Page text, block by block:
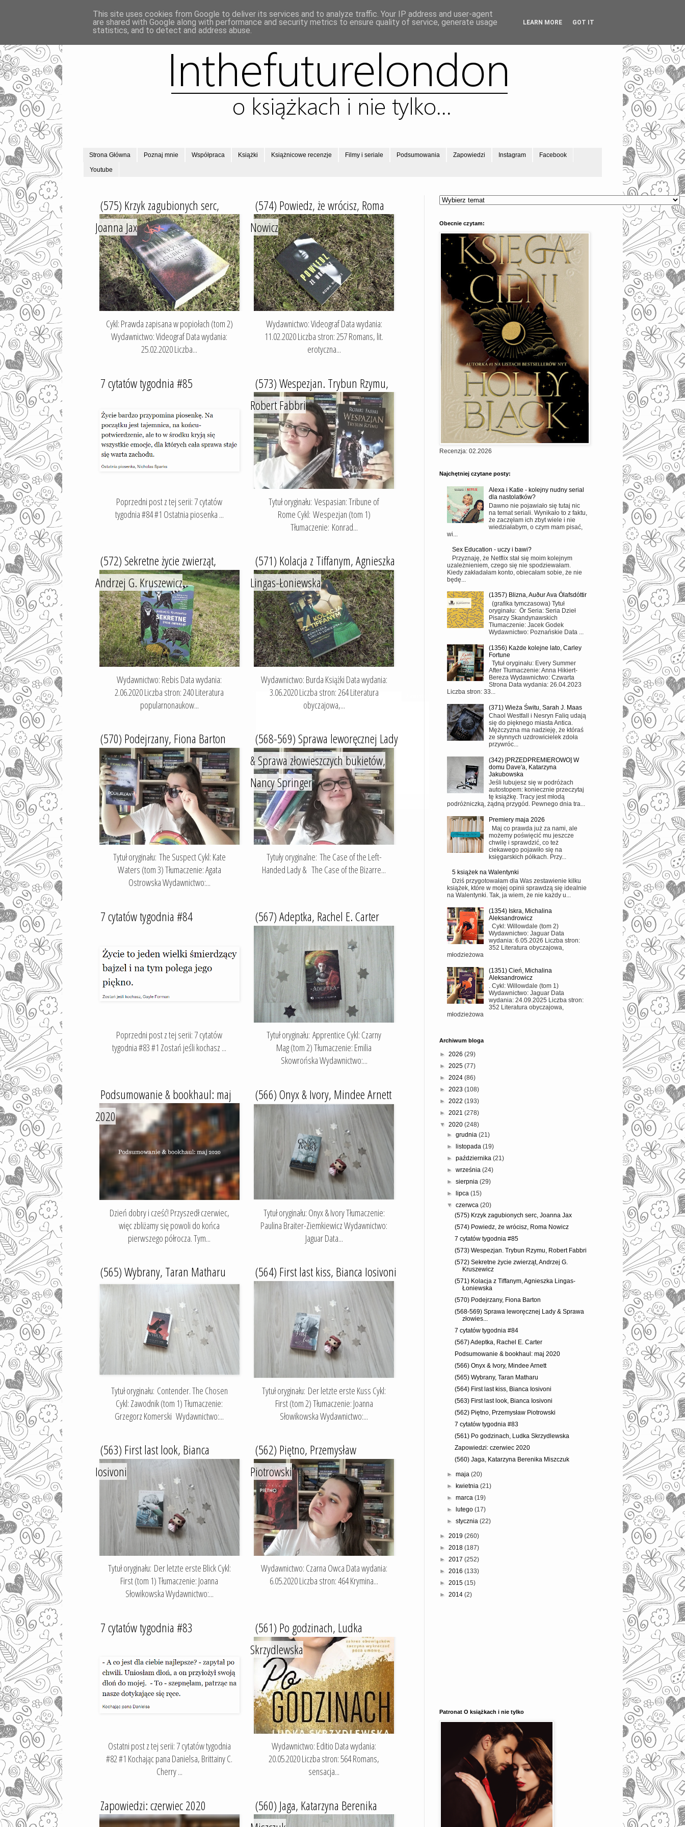
Strona Główna Poznaj mnie Współpraca Książki Książnicowe recenzje Filmy i seriale Podsumowania Zapowiedzi Instagram Facebook
Youtube
(575) Krzyk zagubionych serc,
Joanna Jax
Cykl: Prawda zapisana w popiołach (tom 2)
Wydawnictwo: Videograf Data wydania:
25.02.2020 Liczba...
(574) Powiedz, że wrócisz, Roma
Nowicz
Wydawnictwo: Videograf Data wydania:
11.02.2020 Liczba stron: 257 Romans, lit.
erotyczna...
7 cytatów tygodnia #85
Poprzedni post z tej serii: 7 cytatów
tygodnia #84 #1 Ostatnia piosenka ...
(573) Wespezjan. Trybun Rzymu,
Robert Fabbri
Tytuł oryginału: Vespasian: Tribune of
Rome Cykl: Wespezjan (tom 1)
Tłumaczenie: Konrad...
(572) Sekretne życie zwierząt,
Andrzej G. Kruszewicz
Wydawnictwo: Rebis Data wydania:
2.06.2020 Liczba stron: 240 Literatura
popularnonaukow...
(571) Kolacja z Tiffanym, Agnieszka
Lingas-Łoniewska
Wydawnictwo: Burda Książki Data wydania:
3.06.2020 Liczba stron: 264 Literatura
obyczajowa,...
(570) Podejrzany, Fiona Barton
Tytuł oryginału: The Suspect Cykl: Kate
Waters (tom 3) Tłumaczenie: Agata
Ostrowska Wydawnictwo:...
(568-569) Sprawa leworęcznej Lady
& Sprawa złowieszczych bukietów,
Nancy Springer
Tytuły oryginalne: The Case of the Left-
Handed Lady & The Case of the Bizarre...
7 cytatów tygodnia #84
Poprzedni post z tej serii: 7 cytatów
tygodnia #83 #1 Zostań jeśli kochasz ...
(567) Adeptka, Rachel E. Carter
Tytuł oryginału: Apprentice Cykl: Czarny
Mag (tom 2) Tłumaczenie: Emilia
Skowrońska Wydawnictwo:...
Podsumowanie & bookhaul: maj
2020
Dzień dobry i cześć! Przyszedł czerwiec,
więc zbliżamy się powoli do końca
pierwszego półrocza. Tym...
(566) Onyx & Ivory, Mindee Arnett
Tytuł oryginału: Onyx & Ivory Tłumaczenie:
Paulina Braiter-Ziemkiewicz Wydawnictwo:
Jaguar Data...
(565) Wybrany, Taran Matharu
Tytuł oryginału: Contender. The Chosen
Cykl: Zawodnik (tom 1) Tłumaczenie:
Grzegorz Komerski Wydawnictwo:...
(564) First last kiss, Bianca Iosivoni
Tytuł oryginału: Der letzte erste Kuss Cykl:
First (tom 2) Tłumaczenie: Joanna
Słowikowska Wydawnictwo:...
(563) First last look, Bianca
Iosivoni
Tytuł oryginału: Der letzte erste Blick Cykl:
First (tom 1) Tłumaczenie: Joanna
Słowikowska Wydawnictwo:...
(562) Piętno, Przemysław
Piotrowski
Wydawnictwo: Czarna Owca Data wydania:
6.05.2020 Liczba stron: 464 Krymina...
7 cytatów tygodnia #83
Ostatni post z tej serii: 7 cytatów tygodnia
#82 #1 Kochając pana Danielsa, Brittainy C.
Cherry ...
(561) Po godzinach, Ludka
Skrzydlewska
Wydawnictwo: Editio Data wydania:
20.05.2020 Liczba stron: 564 Romans,
sensacja...
Zapowiedzi: czerwiec 2020
(560) Jaga, Katarzyna Berenika
Obecnie czytam:
Recenzja: 02.2026
Najchętniej czytane posty:
Alexa i Katie - kolejny nudny serial
dla nastolatków?
Dawno nie pojawiało się tutaj nic
na temat seriali. Wynikało to z faktu,
że zaczęłam ich zbyt wiele i nie
wiedziałabym, o czym mam pisać,
wi...
Sex Education - uczy i bawi?
Przyznaję, że Netflix stał się moim kolejnym
uzależnieniem, czego się nie spodziewałam.
Kiedy zakładałam konto, obiecałam sobie, że nie
będę...
(1357) Blizna, Auður Ava Ólafsdóttir
(grafika tymczasowa) Tytuł
oryginału: Ör Seria: Seria Dzieł
Pisarzy Skandynawskich
Tłumaczenie: Jacek Godek
Wydawnictwo: Poznańskie Data ...
(1356) Każde kolejne lato, Carley
Fortune
Tytuł oryginału: Every Summer
After Tłumaczenie: Anna Hikiert-
Bereza Wydawnictwo: Czwarta
Strona Data wydania: 26.04.2023
Liczba stron: 33...
(371) Wieża Świtu, Sarah J. Maas
Chaol Westfall i Nesryn Faliq udają
się do pięknego miasta Antica.
Mężczyzna ma nadzieję, że któraś
ze słynnych uzdrowicielek zdoła
przywróc...
(342) [PRZEDPREMIEROWO] W
domu Dave'a, Katarzyna
Jakubowska
Jeśli lubujesz się w podróżach
autostopem: koniecznie przeczytaj
tę książkę. Tracy jest młodą
podróżniczką, żądną przygód. Pewnego dnia tra...
Premiery maja 2026
Maj co prawda już za nami, ale
możemy poświęcić mu jeszcze
chwilę i sprawdzić, co też
ciekawego pojawiło się na
księgarskich półkach. Przy...
5 książek na Walentynki
Dziś przygotowałam dla Was zestawienie kilku
książek, które w mojej opinii sprawdzą się idealnie
na Walentynki. Tak, ja wiem, że nie każdy u...
(1354) Iskra, Michalina
Aleksandrowicz
Cykl: Willowdale (tom 2)
Wydawnictwo: Jaguar Data
wydania: 6.05.2026 Liczba stron:
352 Literatura obyczajowa,
młodzieżowa
(1351) Cień, Michalina
Aleksandrowicz
. Cykl: Willowdale (tom 1)
Wydawnictwo: Jaguar Data
wydania: 24.09.2025 Liczba stron:
352 Literatura obyczajowa,
młodzieżowa
Archiwum bloga
► 2026 (29)
► 2025 (77)
► 2024 (86)
► 2023 (108)
► 2022 (193)
► 2021 (278)
▼ 2020 (248)
►grudnia(21)
►
listopada(19)
►października(21)
►września(24)
►sierpnia(29)
►
lipca(15)
▼czerwca(20)
(575) Krzyk zagubionych serc, Joanna Jax
(574) Powiedz, że wrócisz, Roma Nowicz
7 cytatów tygodnia #85
(573) Wespezjan. Trybun Rzymu, Robert Fabbri
(572) Sekretne życie zwierząt, Andrzej G.
Kruszewicz
(571) Kolacja z Tiffanym, Agnieszka Lingas-
Łoniewska
(570) Podejrzany, Fiona Barton
(568-569) Sprawa leworęcznej Lady & Sprawa
złowies...
7 cytatów tygodnia #84
(567) Adeptka, Rachel E. Carter
Podsumowanie & bookhaul: maj 2020
(566) Onyx & Ivory, Mindee Arnett
(565) Wybrany, Taran Matharu
(564) First last kiss, Bianca Iosivoni
(563) First last look, Bianca Iosivoni
(562) Piętno, Przemysław Piotrowski
7 cytatów tygodnia #83
(561) Po godzinach, Ludka Skrzydlewska
Zapowiedzi: czerwiec 2020
(560) Jaga, Katarzyna Berenika Miszczuk
►maja(20)
► kwietnia(21)
►marca(19)
►
lutego(17)
►stycznia(22)
► 2019 (260)
► 2018 (187)
► 2017 (252)
► 2016 (133)
► 2015 (15)
► 2014 (2)
Patronat O książkach i nie tylko
This site uses cookies from Google to deliver its services and to analyze traffic. Your IP address and user-agent
are shared with Google along with performance and security metrics to ensure quality of service, generate usage
statistics, and to detect and address abuse.
LEARN MORE GOT IT